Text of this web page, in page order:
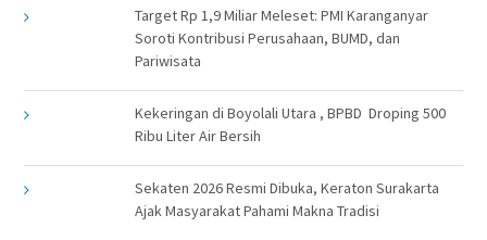
Target Rp 1,9 Miliar Meleset: PMI Karanganyar
Soroti Kontribusi Perusahaan, BUMD, dan
Pariwisata
Kekeringan di Boyolali Utara , BPBD Droping 500
Ribu Liter Air Bersih
Sekaten 2026 Resmi Dibuka, Keraton Surakarta
Ajak Masyarakat Pahami Makna Tradisi